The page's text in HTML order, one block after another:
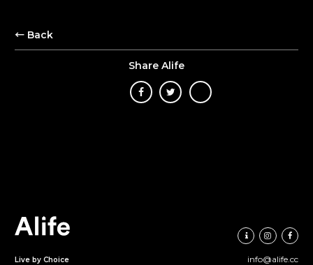
← Back
Share Alife
Alife Holdings
Live by Choice info@alife.cc